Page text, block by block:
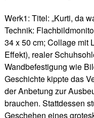
Werk1: Titel: „Kurti, da
Technik:
34 x 50 cm; Collage mit
Effekt), realer
Wandbefestigung wie
Geschichte kippte das
der Anbetung zur
brauchen. Stattdessen
Geschehen eines